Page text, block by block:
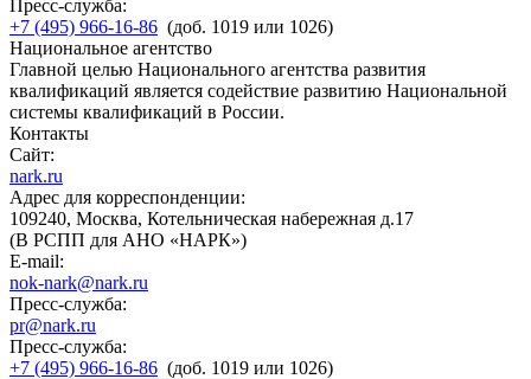
Пресс-служба:
+7 (495) 966-16-86 (доб. 1019 или 1026)
Национальное агентство
Главной целью Национального агентства развития
квалификаций является содействие развитию Национальной
системы квалификаций в России.
Контакты
Сайт:
nark.ru
Адрес для корреспонденции:
109240, Москва, Котельническая набережная д.17
(В РСПП для АНО «НАРК»)
E-mail:
nok-nark@nark.ru
Пресс-служба:
pr@nark.ru
Пресс-служба:
+7 (495) 966-16-86 (доб. 1019 или 1026)